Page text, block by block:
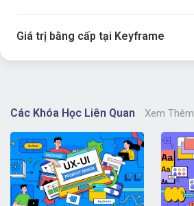
Giá trị bằng cấp tại Keyframe
Các Khóa Học Liên Quan Xem Thêm